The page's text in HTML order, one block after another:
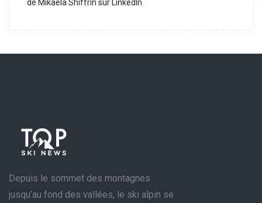
de Mikaela Shiffrin sur LinkedIn
Depuis le sommet des montagnes
jusqu’au fond des vallées, le ski alpin se